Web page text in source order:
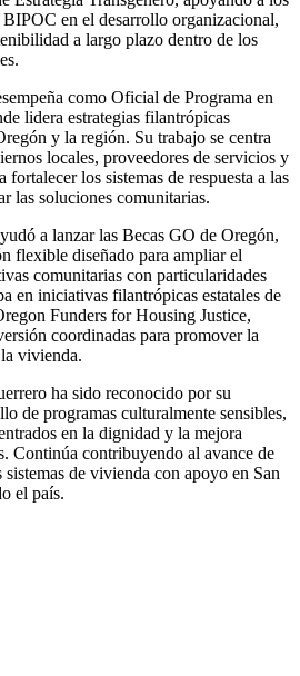
en el desarrollo organizacional,
a largo plazo dentro de los
como Oficial de Programa en
lidera estrategias filantrópicas
y la región. Su trabajo se centra
locales, proveedores de servicios y
fortalecer los sistemas de respuesta a las
las soluciones comunitarias.
a lanzar las Becas GO de Oregón,
flexible diseñado para ampliar el
comunitarias con particularidades
en iniciativas filantrópicas estatales de
Funders for Housing Justice,
coordinadas para promover la
vivienda.
ha sido reconocido por su
de programas culturalmente sensibles,
en la dignidad y la mejora
Continúa contribuyendo al avance de
de vivienda con apoyo en San
el país.